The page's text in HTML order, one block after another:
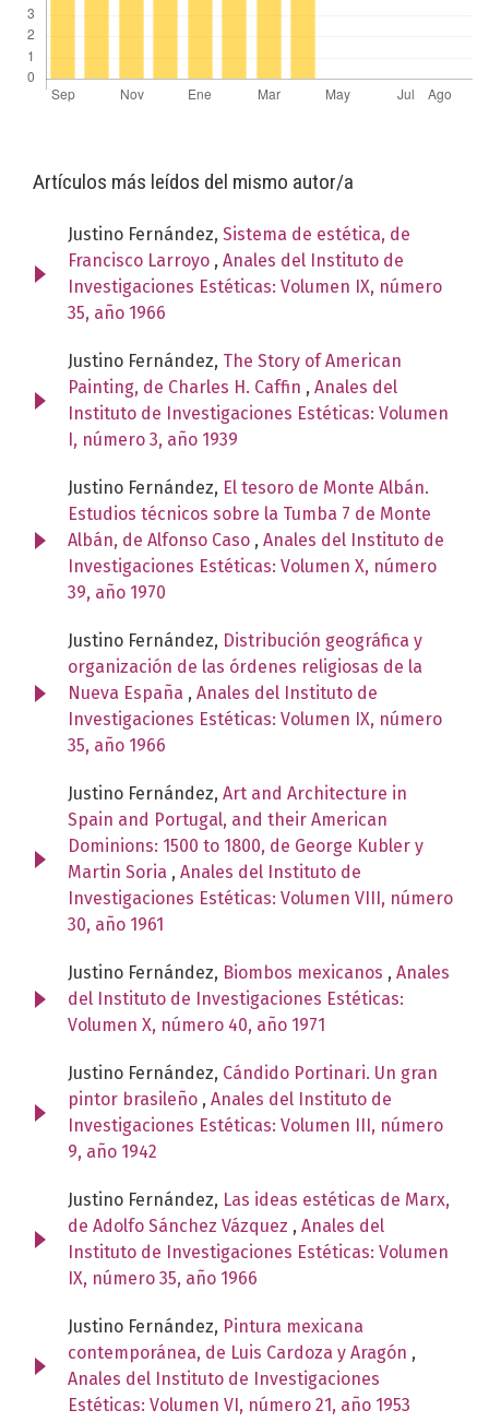
Artículos más leídos del mismo autor/a
Justino Fernández, Sistema de estética, de
Francisco Larroyo , Anales del Instituto de
Investigaciones Estéticas: Volumen IX, número
35, año 1966
Justino Fernández, The Story of American
Painting, de Charles H. Caffin , Anales del
Instituto de Investigaciones Estéticas: Volumen
I, número 3, año 1939
Justino Fernández, El tesoro de Monte Albán.
Estudios técnicos sobre la Tumba 7 de Monte
Albán, de Alfonso Caso , Anales del Instituto de
Investigaciones Estéticas: Volumen X, número
39, año 1970
Justino Fernández, Distribución geográfica y
organización de las órdenes religiosas de la
Nueva España , Anales del Instituto de
Investigaciones Estéticas: Volumen IX, número
35, año 1966
Justino Fernández, Art and Architecture in
Spain and Portugal, and their American
Dominions: 1500 to 1800, de George Kubler y
Martin Soria , Anales del Instituto de
Investigaciones Estéticas: Volumen VIII, número
30, año 1961
Justino Fernández, Biombos mexicanos , Anales
del Instituto de Investigaciones Estéticas:
Volumen X, número 40, año 1971
Justino Fernández, Cándido Portinari. Un gran
pintor brasileño , Anales del Instituto de
Investigaciones Estéticas: Volumen III, número
9, año 1942
Justino Fernández, Las ideas estéticas de Marx,
de Adolfo Sánchez Vázquez , Anales del
Instituto de Investigaciones Estéticas: Volumen
IX, número 35, año 1966
Justino Fernández, Pintura mexicana
contemporánea, de Luis Cardoza y Aragón ,
Anales del Instituto de Investigaciones
Estéticas: Volumen VI, número 21, año 1953